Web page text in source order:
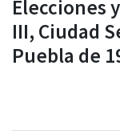
Elecciones
III, Ciudad
Puebla de